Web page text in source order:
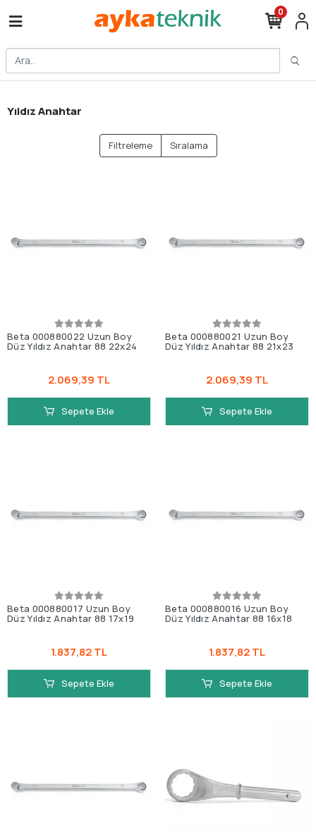
0
Yıldız Anahtar
Filtreleme Sıralama
Beta 000880022 Uzun Boy
Düz Yıldız Anahtar 88 22x24
2.069,39 TL
Sepete Ekle
Beta 000880021 Uzun Boy
Düz Yıldız Anahtar 88 21x23
2.069,39 TL
Sepete Ekle
Beta 000880017 Uzun Boy
Düz Yıldız Anahtar 88 17x19
1.837,82 TL
Sepete Ekle
Beta 000880016 Uzun Boy
Düz Yıldız Anahtar 88 16x18
1.837,82 TL
Sepete Ekle